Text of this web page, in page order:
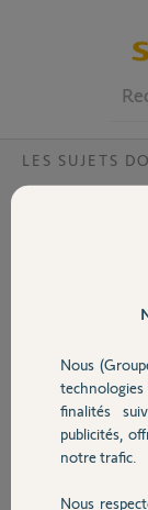
Volet
Sécurité
Domotique
LES SUJETS
Box
Nous
technologies
finalités
publicités,
notre trafic.
Nous